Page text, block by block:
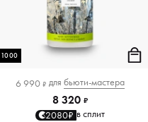
1000
6 990 ₽ для бьюти-мастера
8 320 ₽
2080₽ в сплит